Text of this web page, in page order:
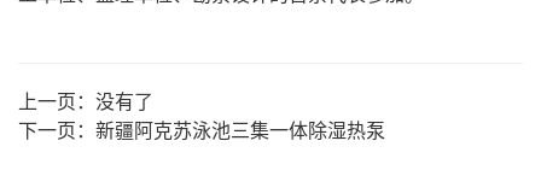
上一页： 没有了
下一页： 新疆阿克苏泳池三集一体除湿热泵